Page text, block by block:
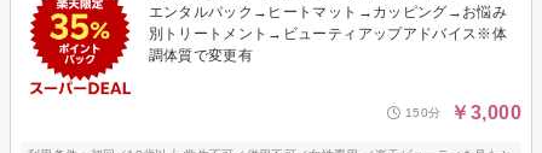
エンタルパック→ヒートマット→カッピング→お悩み
別トリートメント→ビューティアップアドバイス※体
調体質で変更有
150分 ￥3,000